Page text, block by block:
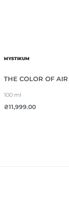
MYSTIKUM
THE COLOR OF AIR
100 ml
₴11,999.00